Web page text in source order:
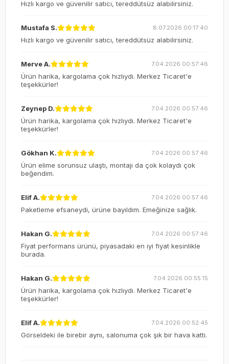
Hızlı kargo ve güvenilir satıcı, tereddütsüz alabilirsiniz.
Mustafa S. 8.07.2026 00:17:40
Hızlı kargo ve güvenilir satıcı, tereddütsüz alabilirsiniz.
Merve A. 7.04.2026 00:57:46
Ürün harika, kargolama çok hızlıydı. Merkez Ticaret'e
teşekkürler!
Zeynep D. 7.04.2026 00:57:46
Ürün harika, kargolama çok hızlıydı. Merkez Ticaret'e
teşekkürler!
Gökhan K. 7.04.2026 00:57:46
Ürün elime sorunsuz ulaştı, montajı da çok kolaydı çok
beğendim.
Elif A. 7.04.2026 00:57:46
Paketleme efsaneydi, ürüne bayıldım. Emeğinize sağlık.
Hakan G. 7.04.2026 00:57:46
Fiyat performans ürünü, piyasadaki en iyi fiyat kesinlikle
burada.
Hakan G. 7.04.2026 00:55:15
Ürün harika, kargolama çok hızlıydı. Merkez Ticaret'e
teşekkürler!
Elif A. 7.04.2026 00:52:45
Görseldeki ile birebir aynı, salonuma çok şık bir hava kattı.